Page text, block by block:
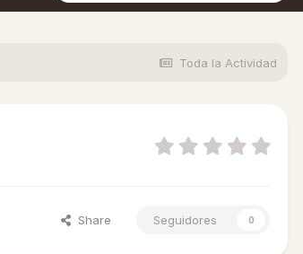
Toda la Actividad
Share Seguidores 0